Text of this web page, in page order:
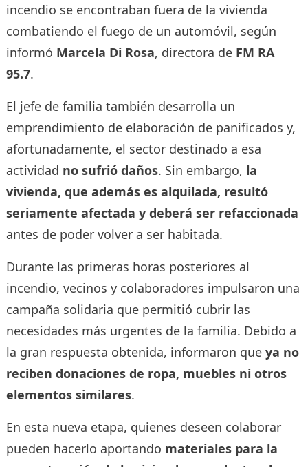
incendio se encontraban fuera de la vivienda
combatiendo el fuego de un automóvil, según
informó Marcela Di Rosa, directora de FM RA
95.7.
El jefe de familia también desarrolla un
emprendimiento de elaboración de panificados y,
afortunadamente, el sector destinado a esa
actividad no sufrió daños. Sin embargo, la
vivienda, que además es alquilada, resultó
seriamente afectada y deberá ser refaccionada
antes de poder volver a ser habitada.
Durante las primeras horas posteriores al
incendio, vecinos y colaboradores impulsaron una
campaña solidaria que permitió cubrir las
necesidades más urgentes de la familia. Debido a
la gran respuesta obtenida, informaron que ya no
reciben donaciones de ropa, muebles ni otros
elementos similares.
En esta nueva etapa, quienes deseen colaborar
pueden hacerlo aportando materiales para la